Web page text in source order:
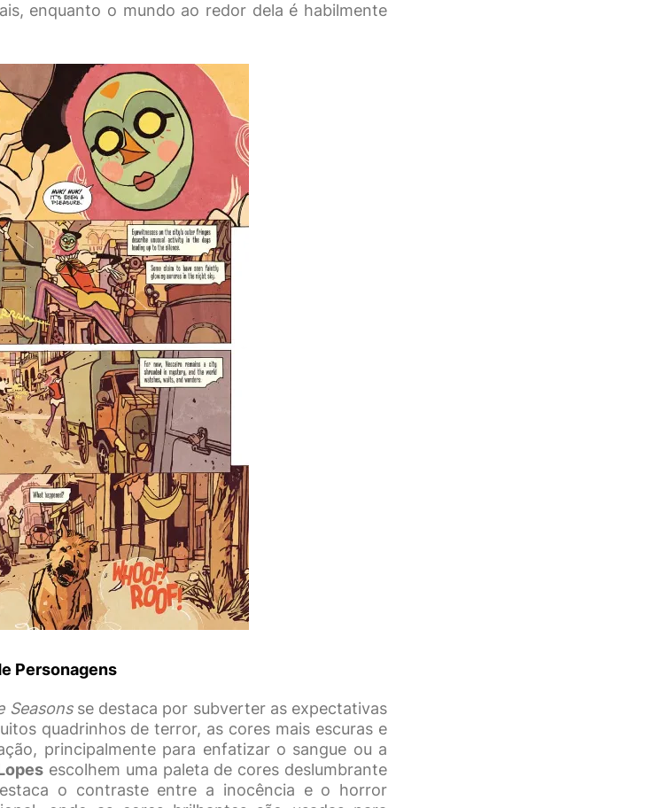
enquanto o mundo ao redor dela é habilmente
Personagens
Seasonsse destaca por subverter as expectativas
quadrinhos de terror, as cores mais escuras e
principalmente para enfatizar o sangue ou a
escolhem uma paleta de cores deslumbrante
o contraste entre a inocência e o horror